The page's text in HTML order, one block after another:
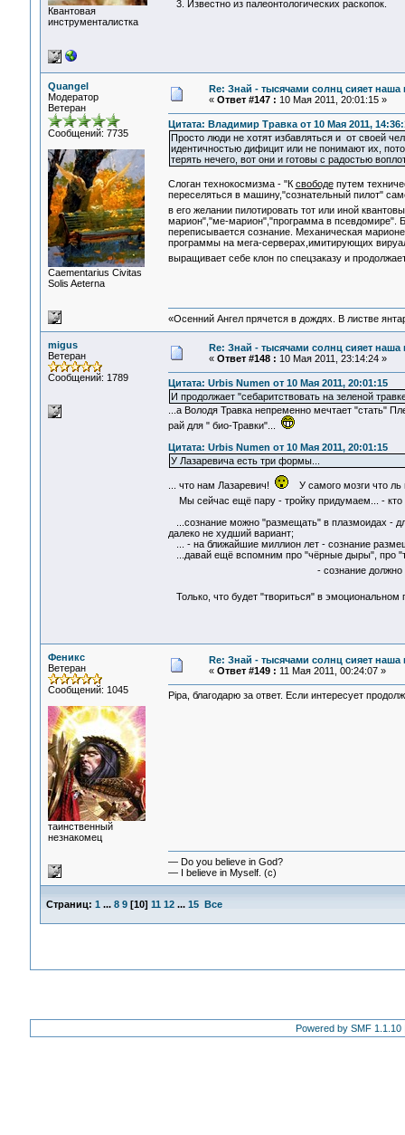
Квантовая
инструменталистка
3. Известно из палеонтологических раскопок.
Quangel
Модератор
Ветеран
Сообщений: 7735
Сaementarius Civitas
Solis Aeterna
Re: Знай - тысячами солнц сияет наша
« Ответ #147 : 10 Мая 2011, 20:01:15 »
Цитата: Владимир Травка от 10 Мая 2011,
Просто люди не хотят избавляться и от своей
идентичностью дифицит или не понимают их,
терять нечего, вот они и готовы с радостью
Слоган технокосмизма - "К свободепутем
переселяться в машину,"сознательный пилот"
в его желании пилотировать тот или иной
марион","ме-марион","программа в псевдомире".
переписывается сознание. Механическая
программы на мега-серверах,имитирующих
выращивает себе клон по спецзаказу и
«Осенний Ангел прячется в дождях. В листве
migus
Ветеран
Сообщений: 1789
Re: Знай - тысячами солнц сияет наша
« Ответ #148 : 10 Мая 2011, 23:14:24 »
Цитата: Urbis Numen от 10 Мая 2011, 20:01:15
И продолжает "себаритствовать на зеленой
...а Володя Травка непременно мечтает "стать"
рай для " био-Травки"...
Цитата: Urbis Numen от 10 Мая 2011, 20:01:15
У Лазаревича есть три формы...
... что нам Лазаревич!
У самого мозги что ль
Мы сейчас ещё пару - тройку придумаем... -
...сознание можно "размещать" в плазмоидах -
далеко не худший вариант;
... - на ближайшие миллион лет - сознание
...давай ещё вспомним про "чёрные дыры", про
- сознание должно
Только, что будет "твориться" в
Феникс
Ветеран
Сообщений: 1045
таинственный
незнакомец
Re: Знай - тысячами солнц сияет наша
« Ответ #149 : 11 Мая 2011, 00:24:07 »
Pipa, благодарю за ответ. Если интересует
— Do you believe in God?
— I believe in Myself. (c)
Страниц: 1 ... 8 9[10] 11 12 ... 15 Все
Powered by SMF 1.1.10